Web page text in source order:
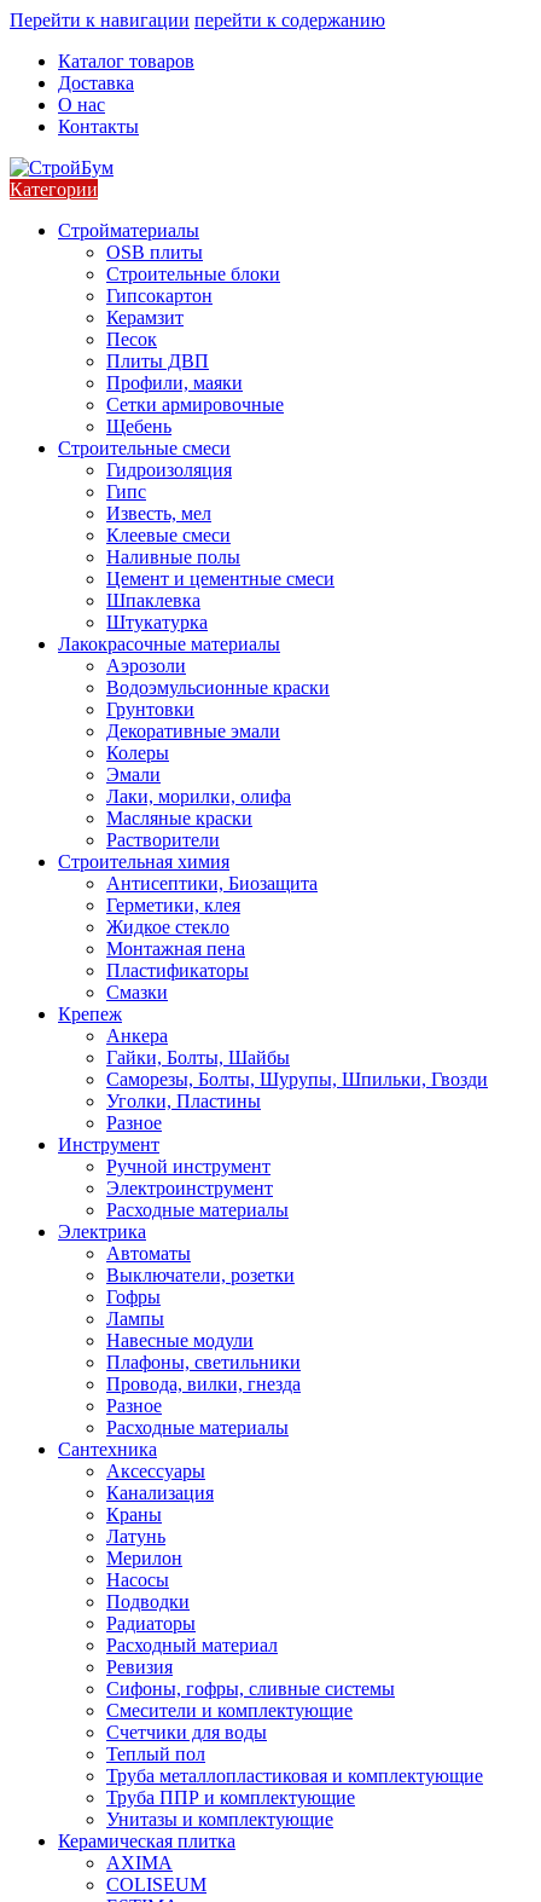
Перейти к навигации перейти к содержанию
Каталог товаров
Доставка
О нас
Контакты
Категории
Стройматериалы
OSB плиты
Строительные блоки
Гипсокартон
Керамзит
Песок
Плиты ДВП
Профили, маяки
Сетки армировочные
Щебень
Строительные смеси
Гидроизоляция
Гипс
Известь, мел
Клеевые смеси
Наливные полы
Цемент и цементные смеси
Шпаклевка
Штукатурка
Лакокрасочные материалы
Аэрозоли
Водоэмульсионные краски
Грунтовки
Декоративные эмали
Колеры
Эмали
Лаки, морилки, олифа
Масляные краски
Растворители
Строительная химия
Антисептики, Биозащита
Герметики, клея
Жидкое стекло
Монтажная пена
Пластификаторы
Смазки
Крепеж
Анкера
Гайки, Болты, Шайбы
Саморезы, Болты, Шурупы, Шпильки, Гвозди
Уголки, Пластины
Разное
Инструмент
Ручной инструмент
Электроинструмент
Расходные материалы
Электрика
Автоматы
Выключатели, розетки
Гофры
Лампы
Навесные модули
Плафоны, светильники
Провода, вилки, гнезда
Разное
Расходные материалы
Сантехника
Аксессуары
Канализация
Краны
Латунь
Мерилон
Насосы
Подводки
Радиаторы
Расходный материал
Ревизия
Сифоны, гофры, сливные системы
Смесители и комплектующие
Счетчики для воды
Теплый пол
Труба металлопластиковая и комплектующие
Труба ППР и комплектующие
Унитазы и комплектующие
Керамическая плитка
AXIMA
COLISEUM